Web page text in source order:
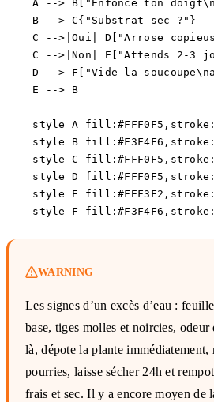
A --> B["Enfonce ton
    B --> C{"Substrat sec ?"}
C -->|Oui| D["Arrose
C -->|Non| E["Attends 2-3
D --> F["Vide la
    E --> B
style A
style B
style C
style D
style E
WARNING
Les signes d’un excès d’eau :
base, tiges molles et noircies,
là, dépote la plante immédiatement,
pourries, laisse sécher 24h et
frais et sec. Il y a encore moyen de